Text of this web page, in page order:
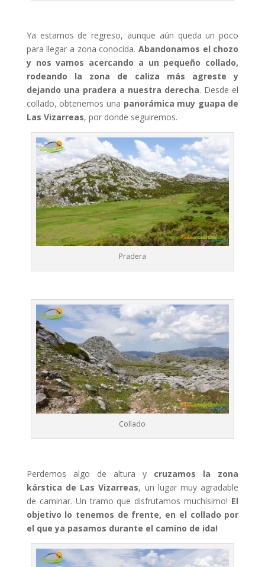
Ya estamos de regreso, aunque aún queda un poco
para llegar a zona conocida. Abandonamos el chozo
y nos vamos acercando a un pequeño collado,
rodeando la zona de caliza más agreste y
dejando una pradera a nuestra derecha. Desde el
collado, obtenemos una panorámica muy guapa de
Las Vizarreas, por donde seguiremos.
Pradera
Collado
Perdemos algo de altura y cruzamos la zona
kárstica de Las Vizarreas, un lugar muy agradable
de caminar. Un tramo que disfrutamos muchísimo! El
objetivo lo tenemos de frente, en el collado por
el que ya pasamos durante el camino de ida!